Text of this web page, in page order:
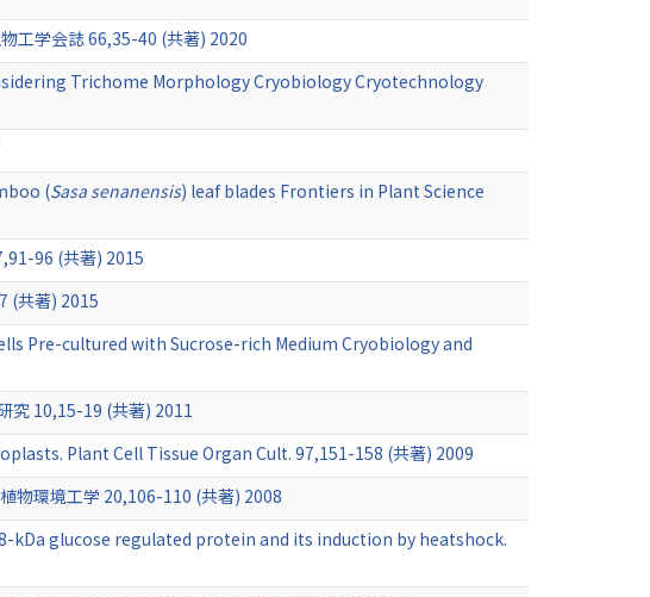
工学会誌 66,35-40 (共著) 2020
Trichome Morphology Cryobiology Cryotechnology
(Sasa senanensis) leaf blades Frontiers in Plant Science
96 (共著) 2015
(共著) 2015
Pre-cultured with Sucrose-rich Medium Cryobiology and
究 10,15-19 (共著) 2011
Plant Cell Tissue Organ Cult. 97,151-158 (共著) 2009
物環境工学 20,106-110 (共著) 2008
glucose regulated protein and its induction by heatshock.